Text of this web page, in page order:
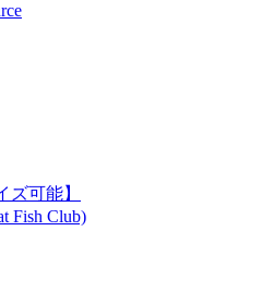
可能】
Fish Club)